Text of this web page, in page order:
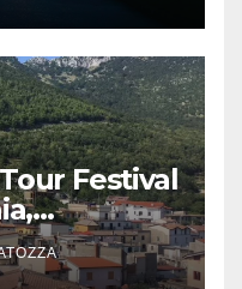
Festival
Valle